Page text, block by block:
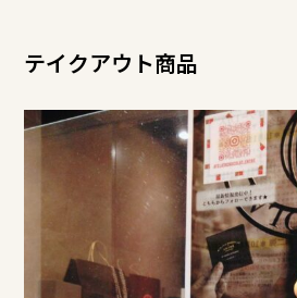
テイクアウト商品